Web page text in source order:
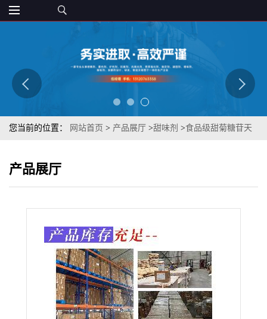
您当前的位置： 网站首页 > 产品展厅 >甜味剂 >食品级甜菊糖苷天
产品展厅